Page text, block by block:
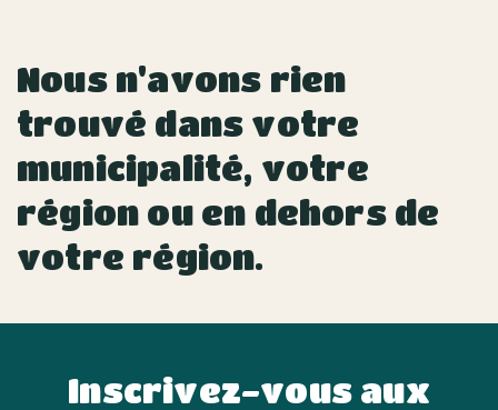
Nous n'avons rien
trouvé dans votre
municipalité, votre
région ou en dehors de
votre région.
Inscrivez-vous aux